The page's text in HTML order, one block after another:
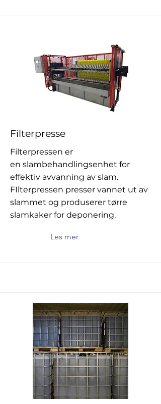
Filterpresse
Filterpressen er
en slambehandlingsenhet for
effektiv avvanning av slam.
FIlterpressen presser vannet ut av
slammet og produserer tørre
slamkaker for deponering.
Les mer